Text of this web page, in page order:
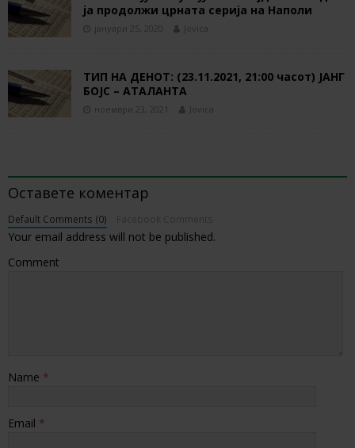
ја продолжи црната серија на Наполи
јануари 25, 2020 Jovica
ТИП НА ДЕНОТ: (23.11.2021, 21:00 часот) ЈАНГ
БОЈС – АТАЛАНТА
ноември 23, 2021 Jovica
Оставете коментар
Default Comments (0)
Your email address will not be published.
Comment
Name *
Email *